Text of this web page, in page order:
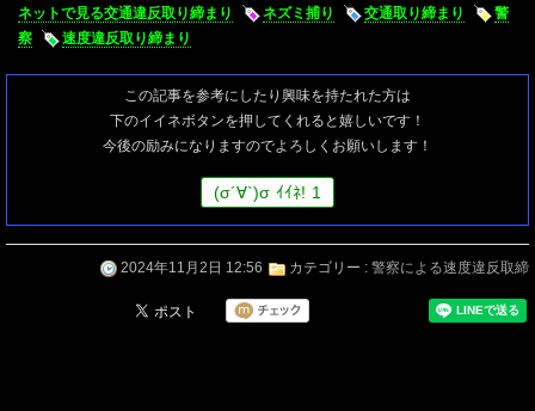
ネットで見る交通違反取り締まり
ネズミ捕り 交通取り締まり
警
察
速度違反取り締まり
この記事を参考にしたり興味を持たれた方は
下のイイネボタンを押してくれると嬉しいです！
今後の励みになりますのでよろしくお願いします！
(σ´∀`)σ ｲｲﾈ! 1
2024年11月2日 12:56 カテゴリー : 警察による速度違反取締